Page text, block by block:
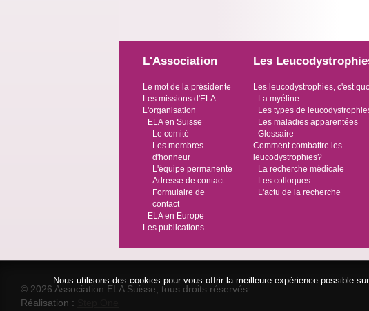
L'Association
Le mot de la présidente
Les missions d'ELA
L'organisation
ELA en Suisse
Le comité
Les membres
d'honneur
L'équipe permanente
Adresse de contact
Formulaire de
contact
ELA en Europe
Les publications
Les
Les leucodystrophies, c'est
La myéline
Les types de
Les maladies apparentées
Glossaire
Comment combattre les
leucodystrophies?
La recherche médicale
Les colloques
L'actu de la recherche
© 2026 Association ELA Suisse, tous droits réservés
Réalisation :
Nous utilisons des cookies pour vous offrir la meilleure expérience possible